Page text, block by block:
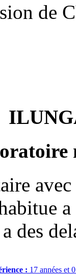
de
a
des
: 17 années et